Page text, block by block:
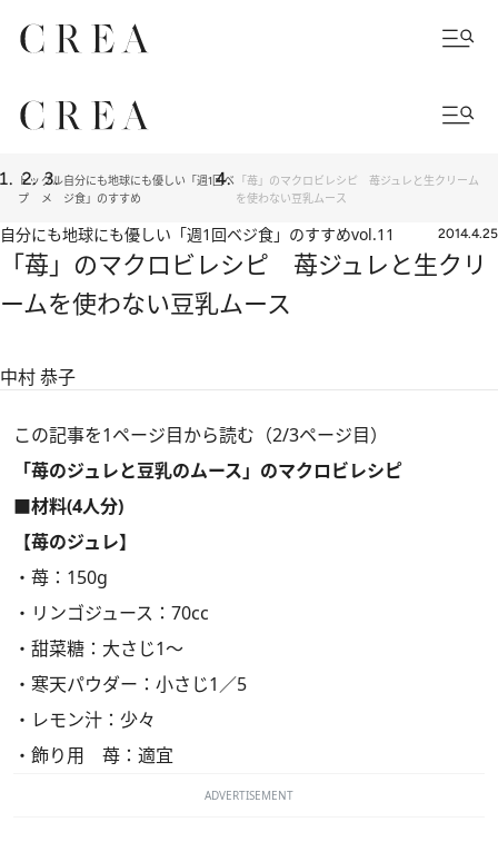
トッ
プ
グル
メ
自分にも地球にも優しい「週1回ベ
ジ食」のすすめ
「苺」のマクロビレシピ 苺ジュレと生クリーム
を使わない豆乳ムース
自分にも地球にも優しい「週1回ベジ食」のすすめvol.11 2014.4.25
「苺」のマクロビレシピ 苺ジュレと生クリ
ームを使わない豆乳ムース
中村 恭子
この記事を1ページ目から読む（2/3ページ目）
「苺のジュレと豆乳のムース」のマクロビレシピ
■材料(4人分)
【苺のジュレ】
・苺：150g
・リンゴジュース：70cc
・甜菜糖：大さじ1～
・寒天パウダー：小さじ1／5
・レモン汁：少々
・飾り用 苺：適宜
ADVERTISEMENT